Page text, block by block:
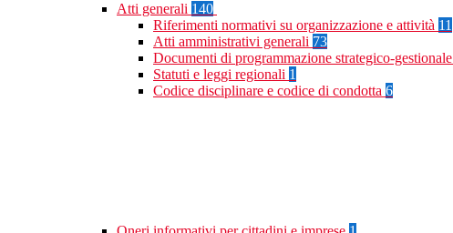
Atti generali 140
Riferimenti normativi su organizzazione e attività 11
Atti amministrativi generali 73
Documenti di programmazione strategico-gestionale
Statuti e leggi regionali 1
Codice disciplinare e codice di condotta 6